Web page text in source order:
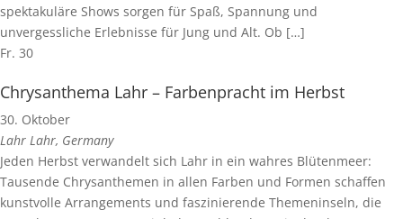
spektakuläre Shows sorgen für Spaß, Spannung und
unvergessliche Erlebnisse für Jung und Alt. Ob […]
Fr. 30
Chrysanthema Lahr – Farbenpracht im Herbst
30. Oktober
Lahr Lahr, Germany
Jeden Herbst verwandelt sich Lahr in ein wahres Blütenmeer:
Tausende Chrysanthemen in allen Farben und Formen schaffen
kunstvolle Arrangements und faszinierende Themeninseln, die